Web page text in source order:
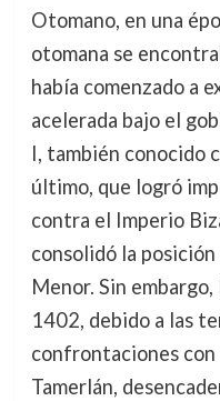
Otomano, en una
otomana se
había comenzado a
acelerada bajo el
I, también conocido
último, que logró
contra el Imperio
consolidó la
Menor. Sin
1402, debido a las
confrontaciones
Tamerlán,